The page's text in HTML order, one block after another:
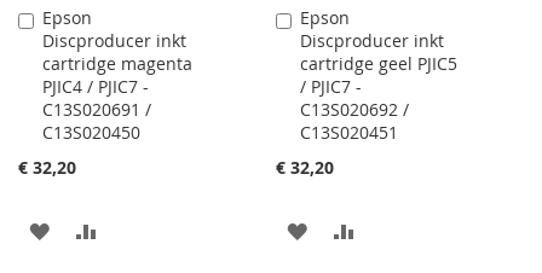
Epson
Discproducer inkt
cartridge magenta
PJIC4 / PJIC7 -
C13S020691 /
C13S020450
€ 32,20
In
Winkelwagen
VOEG
Epson
Discproducer inkt
cartridge geel PJIC5
/ PJIC7 -
C13S020692 /
C13S020451
€ 32,20
In
Winkelwagen
VOEG